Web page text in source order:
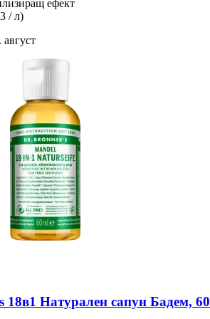
ефект
/ л)
август
18в1 Натурален сапун Бадем,